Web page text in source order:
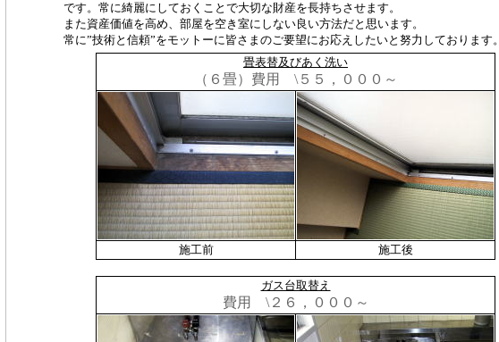
です。常に綺麗にしておくことで大切な財産を長持ちさせます。
また資産価値を高め、部屋を空き室にしない良い方法だと思います。
常に”技術と信頼”をモットーに皆さまのご要望にお応えしたいと努力しております。
畳表替及びあく洗い
（６畳）費用 \５５，０００～
施工前 施工後
ガス台取替え
費用 \２６，０００～